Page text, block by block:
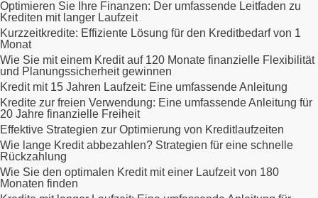
Optimieren Sie Ihre Finanzen: Der umfassende Leitfaden zu
Krediten mit langer Laufzeit
Kurzzeitkredite: Effiziente Lösung für den Kreditbedarf von 1
Monat
Wie Sie mit einem Kredit auf 120 Monate finanzielle Flexibilität
und Planungssicherheit gewinnen
Kredit mit 15 Jahren Laufzeit: Eine umfassende Anleitung
Kredite zur freien Verwendung: Eine umfassende Anleitung für
20 Jahre finanzielle Freiheit
Effektive Strategien zur Optimierung von Kreditlaufzeiten
Wie lange Kredit abbezahlen? Strategien für eine schnelle
Rückzahlung
Wie Sie den optimalen Kredit mit einer Laufzeit von 180
Monaten finden